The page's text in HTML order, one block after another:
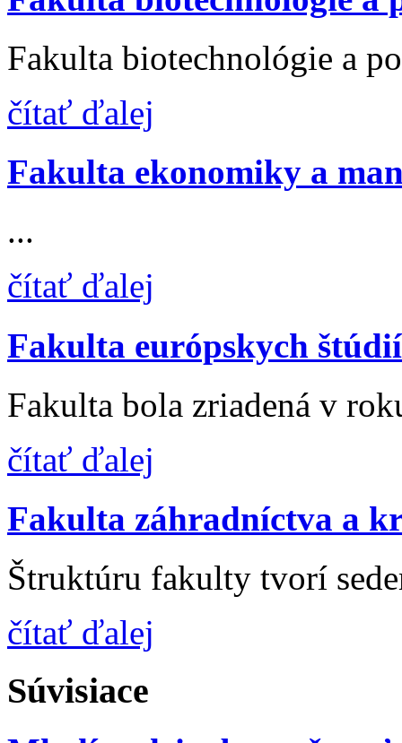
Fakulta biotechnológie a
čítať ďalej
Fakulta ekonomiky a
...
čítať ďalej
Fakulta európskych
Fakulta bola zriadená v
čítať ďalej
Fakulta záhradníctva a
Štruktúru fakulty tvorí
čítať ďalej
Súvisiace